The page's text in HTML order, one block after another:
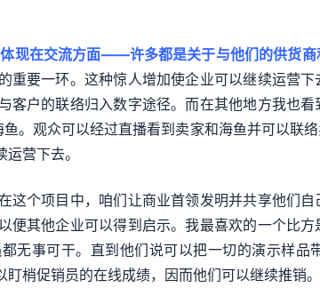
现在交流方面——许多都是关于与他们的供货商
重要一环。这种惊人增加使企业可以继续运营
客户的联络归入数字途径。而在其他地方我也
。观众可以经过直播看到卖家和海鱼并可以联
营下去。
这个项目中，咱们让商业首领发明并共享他们
便其他企业可以得到启示。我最喜欢的一个比
无事可干。直到他们说可以把一切的演示样
梢促销员的在线成绩，因而他们可以继续推销